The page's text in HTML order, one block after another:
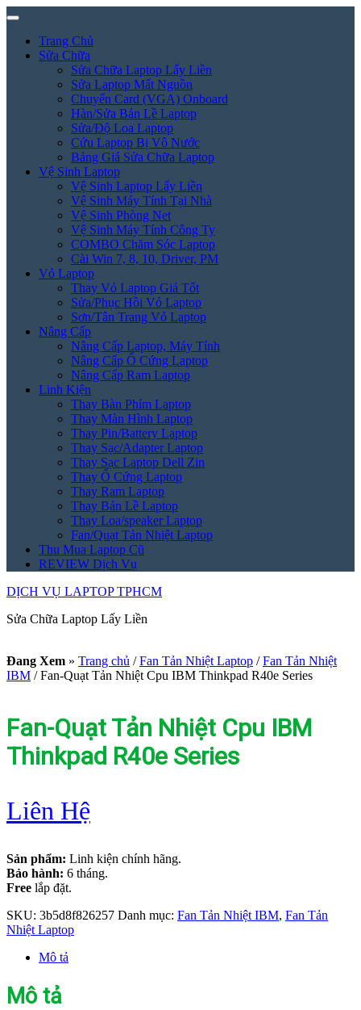
Trang Chủ
Sửa Chữa
Sửa Chữa Laptop Lấy Liền
Sửa Laptop Mất Nguồn
Chuyển Card (VGA) Onboard
Hàn/Sửa Bản Lề Laptop
Sửa/Độ Loa Laptop
Cứu Laptop Bị Vô Nước
Bảng Giá Sửa Chữa Laptop
Vệ Sinh Laptop
Vệ Sinh Laptop Lấy Liền
Vệ Sinh Máy Tính Tại Nhà
Vệ Sinh Phòng Net
Vệ Sinh Máy Tính Công Ty
COMBO Chăm Sóc Laptop
Cài Win 7, 8, 10, Driver, PM
Vỏ Laptop
Thay Vỏ Laptop Giá Tốt
Sửa/Phục Hồi Vỏ Laptop
Sơn/Tân Trang Vỏ Laptop
Nâng Cấp
Nâng Cấp Laptop, Máy Tính
Nâng Cấp Ổ Cứng Laptop
Nâng Cấp Ram Laptop
Linh Kiện
Thay Bàn Phím Laptop
Thay Màn Hình Laptop
Thay Pin/Battery Laptop
Thay Sạc/Adapter Laptop
Thay Sạc Laptop Dell Zin
Thay Ổ Cứng Laptop
Thay Ram Laptop
Thay Bản Lề Laptop
Thay Loa/speaker Laptop
Fan/Quạt Tản Nhiệt Laptop
Thu Mua Laptop Cũ
REVIEW Dịch Vụ
DỊCH VỤ LAPTOP TPHCM
Sửa Chữa Laptop Lấy Liền
Đang Xem » Trang chủ / Fan Tản Nhiệt Laptop / Fan Tản Nhiệt
IBM /Fan-Quạt Tản Nhiệt Cpu IBM Thinkpad R40e Series
Fan-Quạt Tản Nhiệt Cpu IBM
Thinkpad R40e Series
Liên Hệ
Sản phẩm: Linh kiện chính hãng.
Bảo hành: 6 tháng.
Free lắp đặt.
SKU: 3b5d8f826257 Danh mục: Fan Tản Nhiệt IBM, Fan Tản
Nhiệt Laptop
Mô tả
Mô tả